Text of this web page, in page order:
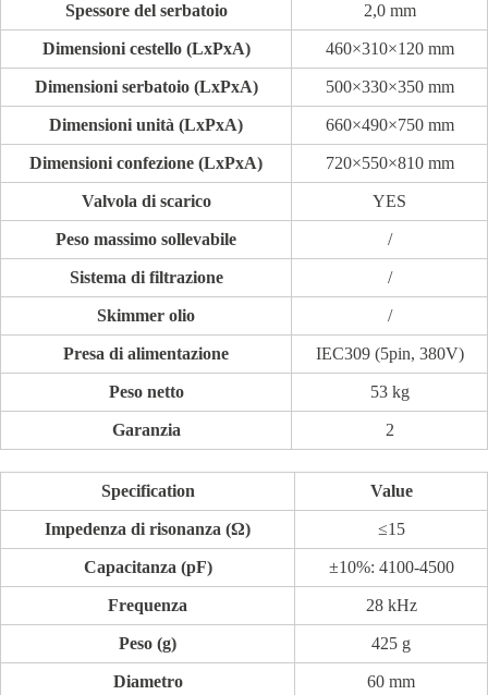
Spessore del serbatoio 2,0 mm
Dimensioni cestello (LxPxA) 460×310×120 mm
Dimensioni serbatoio (LxPxA) 500×330×350 mm
Dimensioni unità (LxPxA) 660×490×750 mm
Dimensioni confezione (LxPxA) 720×550×810 mm
Valvola di scarico YES
Peso massimo sollevabile /
Sistema di filtrazione /
Skimmer olio /
Presa di alimentazione IEC309 (5pin, 380V)
Peso netto 53 kg
Garanzia 2
Specification Value
Impedenza di risonanza (Ω) ≤15
Capacitanza (pF) ±10%: 4100-4500
Frequenza 28 kHz
Peso (g) 425 g
Diametro 60 mm